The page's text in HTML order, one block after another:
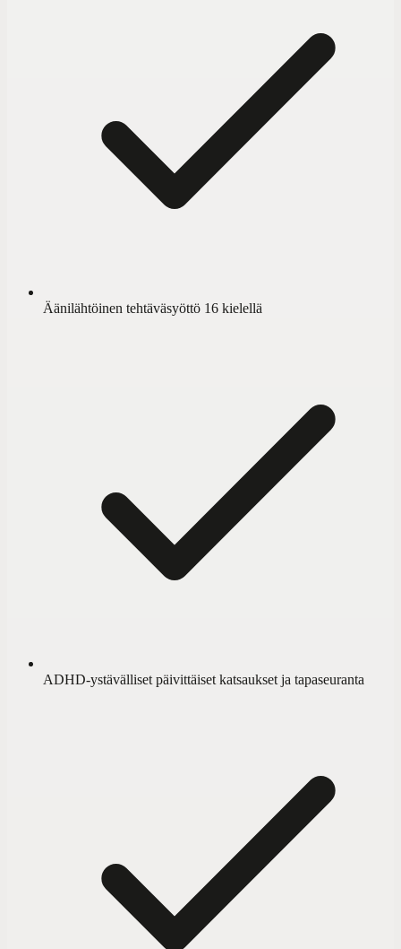
Äänilähtöinen tehtäväsyöttö 16 kielellä
ADHD-ystävälliset päivittäiset katsaukset ja tapaseuranta